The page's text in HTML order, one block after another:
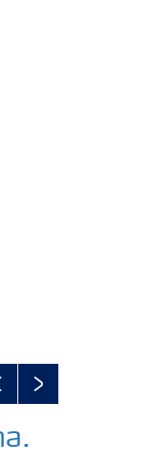
Next